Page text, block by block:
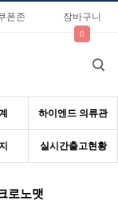
폰존 장바구니
0
하이엔드 의류관
실시간출고현황
로노맷